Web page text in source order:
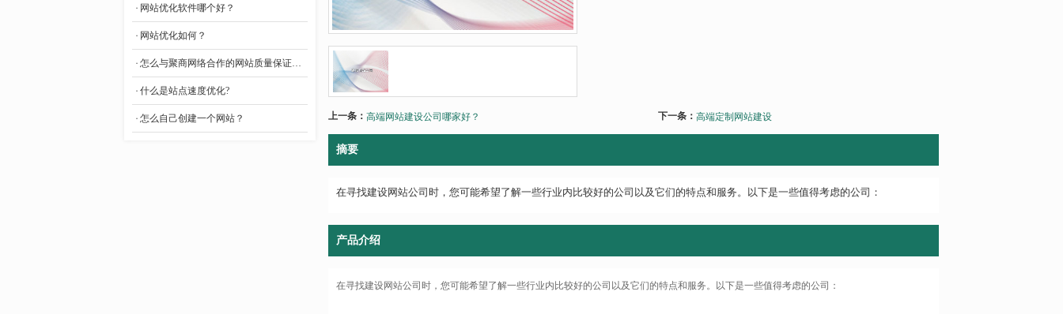
上一条： 高端网站建设公司哪家好？ 下一条： 高端定制网站建设
摘要
在寻找建设网站公司时，您可能希望了解一些行业内比较好的公司以及它们的特点和服务。以下是一些值得考虑的公司：
产品介绍
在寻找建设网站公司时，您可能希望了解一些行业内比较好的公司以及它们的特点和服务。以下是一些值得考虑的公司：
- 高端网站建设
- 营销型网站建设
- 外贸网站建设
- 品牌网站建设
网站优化软件哪个好？
网站优化如何？
怎么与聚商网络合作的网站质量保证测试？
什么是站点速度优化?
怎么自己创建一个网站？